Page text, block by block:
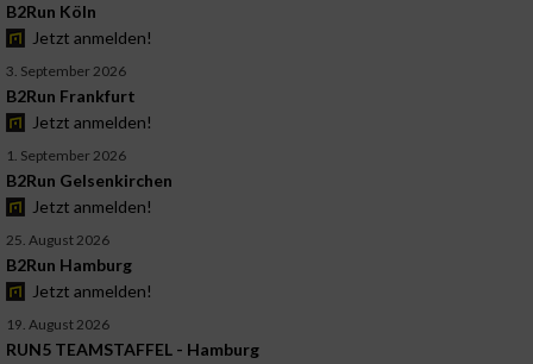
B2Run Köln
Jetzt anmelden!
3. September 2026
B2Run Frankfurt
Jetzt anmelden!
1. September 2026
B2Run Gelsenkirchen
Jetzt anmelden!
25. August 2026
B2Run Hamburg
Jetzt anmelden!
19. August 2026
RUN5 TEAMSTAFFEL - Hamburg